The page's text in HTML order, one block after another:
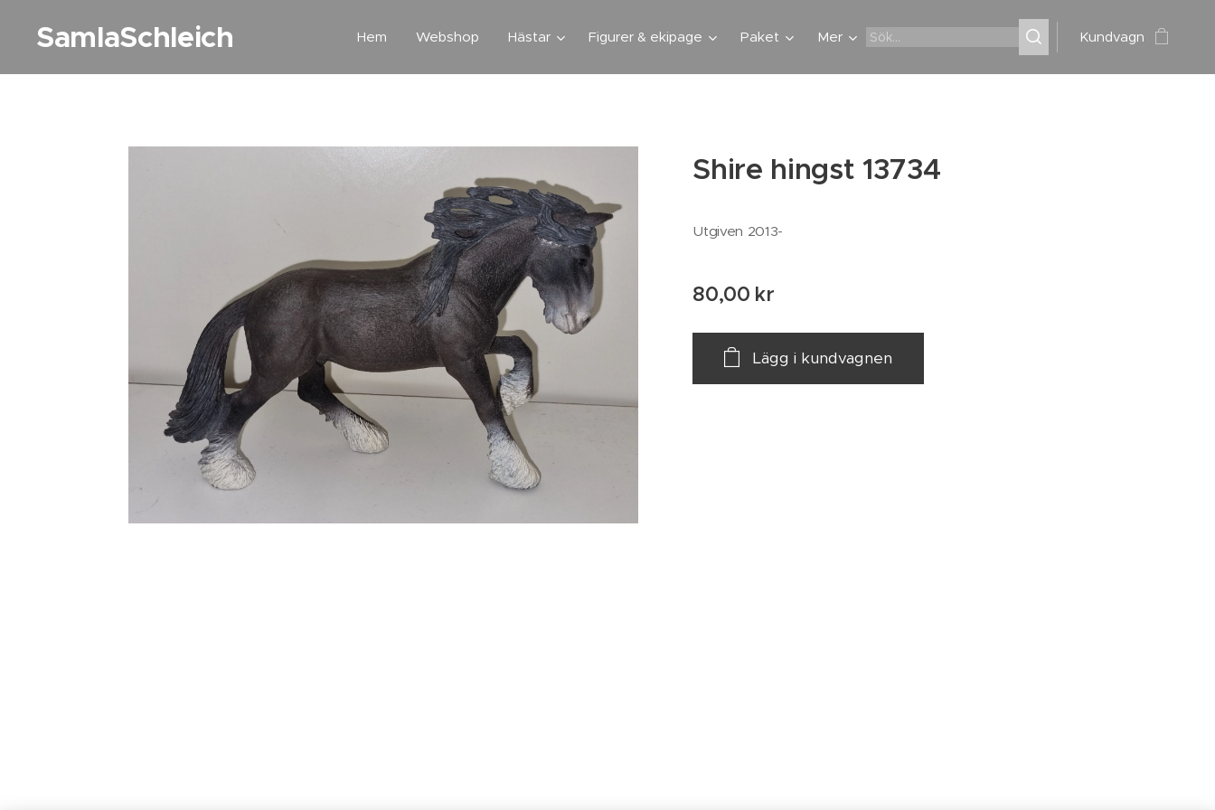
SamlaSchleich Hem Webshop Hästar Figurer & ekipage Paket Mer Kundvagn
Shire hingst 13734
Utgiven 2013-
80,00 kr
Lägg i kundvagnen